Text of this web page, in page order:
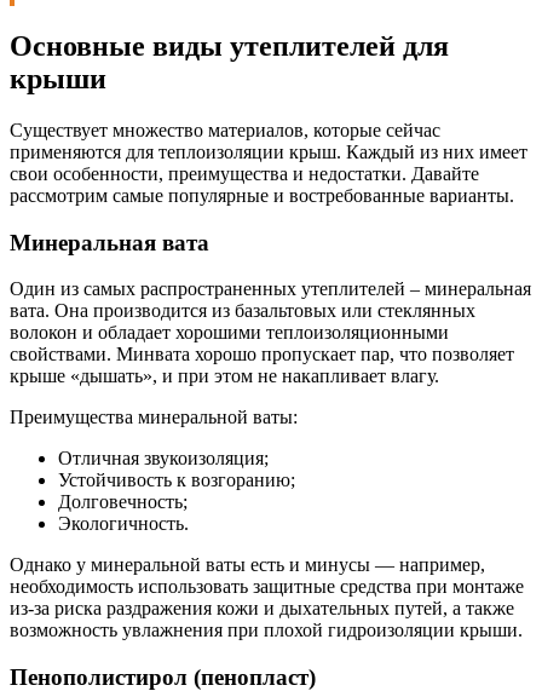
Основные виды утеплителей для
крыши
Существует множество материалов, которые сейчас
применяются для теплоизоляции крыш. Каждый из них имеет
свои особенности, преимущества и недостатки. Давайте
рассмотрим самые популярные и востребованные варианты.
Минеральная вата
Один из самых распространенных утеплителей – минеральная
вата. Она производится из базальтовых или стеклянных
волокон и обладает хорошими теплоизоляционными
свойствами. Минвата хорошо пропускает пар, что позволяет
крыше «дышать», и при этом не накапливает влагу.
Преимущества минеральной ваты:
Отличная звукоизоляция;
Устойчивость к возгоранию;
Долговечность;
Экологичность.
Однако у минеральной ваты есть и минусы — например,
необходимость использовать защитные средства при монтаже
из-за риска раздражения кожи и дыхательных путей, а также
возможность увлажнения при плохой гидроизоляции крыши.
Пенополистирол (пенопласт)